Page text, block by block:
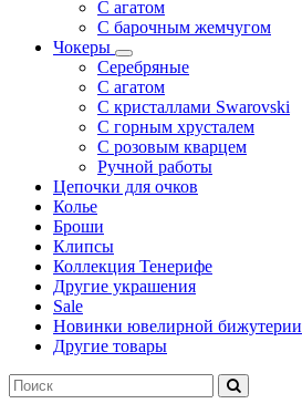
С агатом
С барочным жемчугом
Чокеры
Серебряные
С агатом
С кристаллами Swarovski
С горным хрусталем
С розовым кварцем
Ручной работы
Цепочки для очков
Колье
Броши
Клипсы
Коллекция Тенерифе
Другие украшения
Sale
Новинки ювелирной бижутерии
Другие товары